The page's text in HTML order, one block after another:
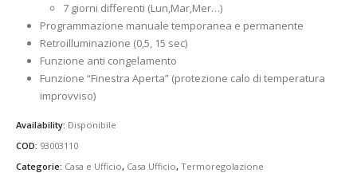
7 giorni differenti (Lun,Mar,Mer…)
Programmazione manuale temporanea e permanente
Retroilluminazione (0,5, 15 sec)
Funzione anti congelamento
Funzione “Finestra Aperta” (protezione calo di temperatura
improvviso)
Availability: Disponibile
COD: 93003110
Categorie: Casa e Ufficio, Casa Ufficio, Termoregolazione